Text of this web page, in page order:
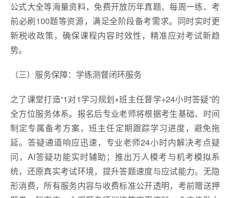
公式大全等海量资料，免费开放历年真题、每周一练、考
前必刷100题等资源，满足全阶段备考需求。同时实时更
新税收政策，确保课程内容时效性，精准应对考试新趋
势。
（三）服务保障：学练测督闭环服务
之了课堂打造“1对1学习规划+班主任督学+24小时答疑”的
全方位服务体系。报名后专业老师将根据考生基础、时间
制定专属备考方案，班主任定期跟踪学习进度，避免拖
延。答疑通道响应迅速，专业老师24小时内解决考点疑
问，AI答疑功能实时辅助；推出万人模考与机考模拟系
统，还原真实考试环境，提升答题速度与应试能力。无隐
形消费，所有服务内容与收费标准公开透明，考前赠送押